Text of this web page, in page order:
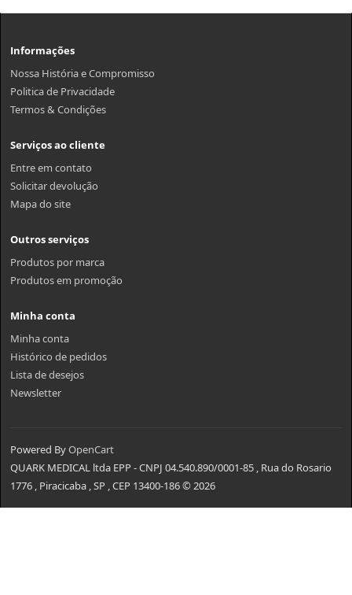
Informações
Nossa História e Compromisso
Politica de Privacidade
Termos & Condições
Serviços ao cliente
Entre em contato
Solicitar devolução
Mapa do site
Outros serviços
Produtos por marca
Produtos em promoção
Minha conta
Minha conta
Histórico de pedidos
Lista de desejos
Newsletter
Powered ByOpenCart
QUARK MEDICAL ltda EPP - CNPJ 04.540.890/0001-85 , Rua do Rosario
1776 , Piracicaba , SP , CEP 13400-186 © 2026